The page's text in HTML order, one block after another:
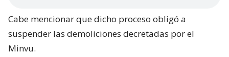
Cabe mencionar que dicho proceso obligó a
suspender las demoliciones decretadas por el
Minvu.